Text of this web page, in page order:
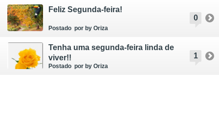
0
Feliz Segunda-feira!
Postado por by Oriza
1
Tenha uma segunda-feira linda de
viver!!
Postado por by Oriza